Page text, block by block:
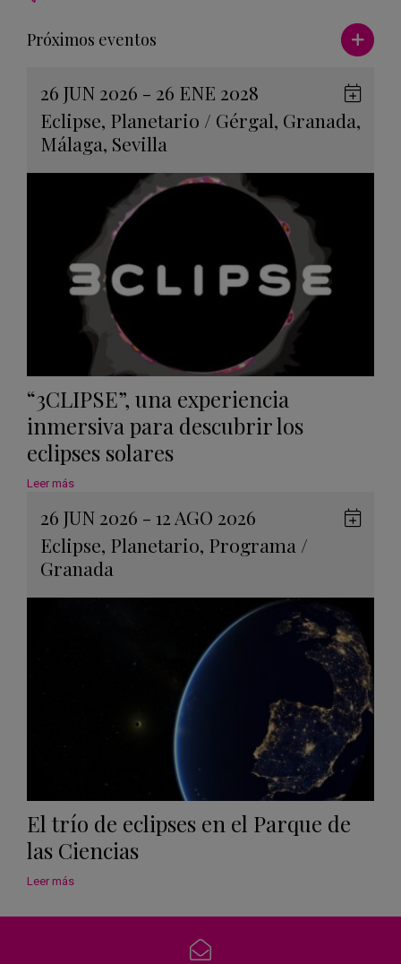
Próximos eventos Ver más
26 JUN 2026 - 26 ENE 2028
Eclipse, Planetario / Gérgal, Granada,
Málaga, Sevilla
en
“3CLIPSE”, una experiencia
inmersiva para descubrir los
eclipses solares
Leer más
26 JUN 2026 - 12 AGO 2026
Eclipse, Planetario, Programa /
Granada
El trío de eclipses en el Parque de
las Ciencias
Leer más